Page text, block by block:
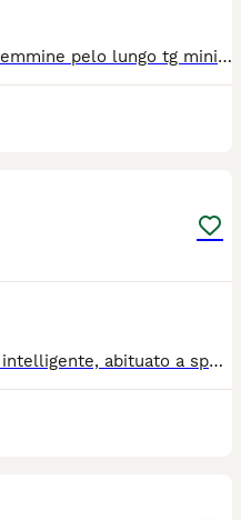
Disponibili un maschietto e 2 femmine pelo lungo tg mini verranno consegnati completi di ciclo vermifugo trattamento antiparassitario vaccino microchip certificato medico libretto sanitario iscrizione anagrafe canina passaggio di proprietà kit cucciolo pedigree enci genitori visibili solo persone responsabili siamo in provincia di Bergamo solo contatti telefonici 3491350788
Maschietto dolcissimo, buono, intelligente, abituato a sporcare in giardino, solo da compagnia, ha microchip, libretto sanitario completo di vaccini e trattamento antiparassitario. Per informazioni contattatemi al 3398754098 Non è in regalo